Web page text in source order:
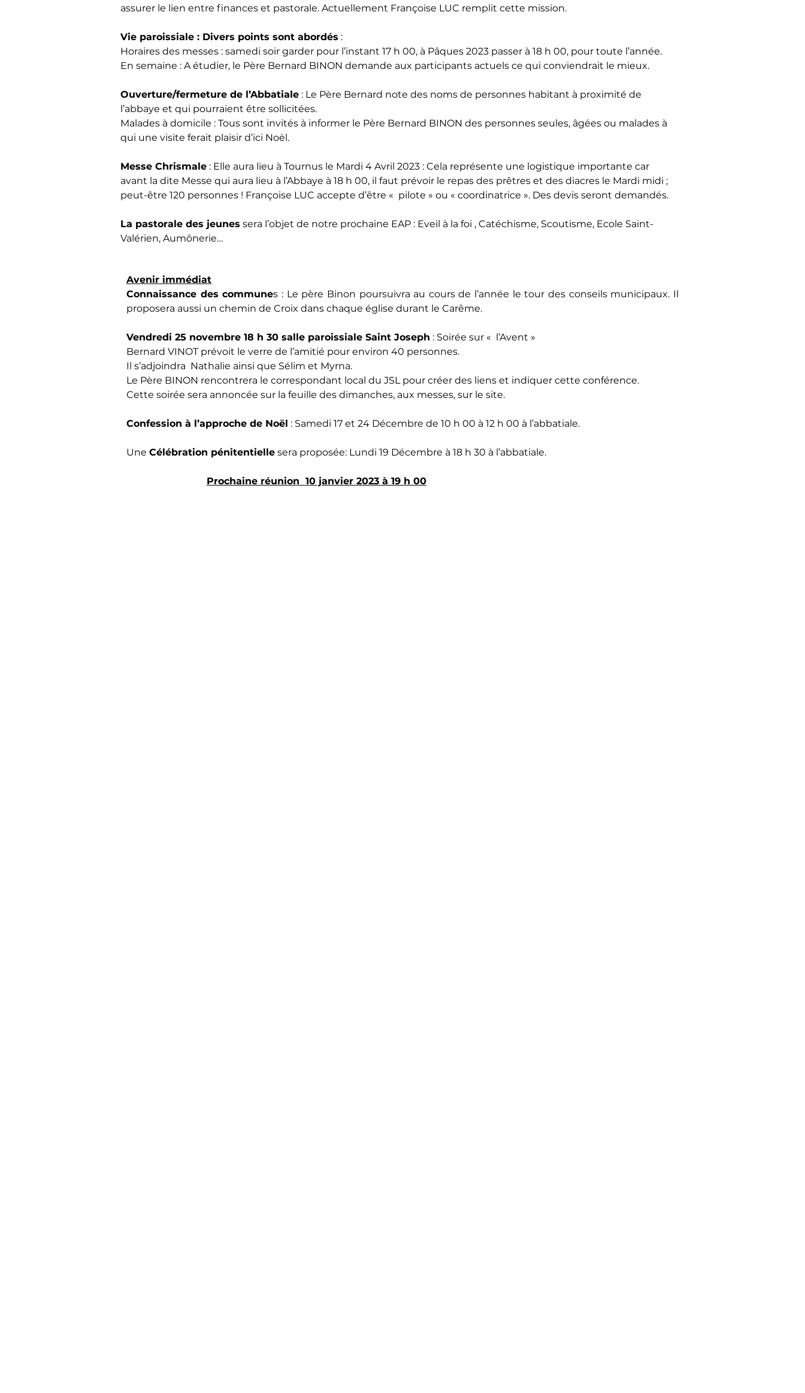
assurer le lien entre finances et pastorale. Actuellement Françoise LUC remplit cette mission.
Vie paroissiale : Divers points sont abordés :
Horaires des messes : samedi soir garder pour l’instant 17 h 00, à Pâques 2023 passer à 18 h 00, pour toute l’année.
En semaine : A étudier, le Père Bernard BINON demande aux participants actuels ce qui conviendrait le mieux.
Ouverture/fermeture de l’Abbatiale : Le Père Bernard note des noms de personnes habitant à proximité de
l’abbaye et qui pourraient être sollicitées.
Malades à domicile : Tous sont invités à informer le Père Bernard BINON des personnes seules, âgées ou malades à
qui une visite ferait plaisir d’ici Noël.
Messe Chrismale : Elle aura lieu à Tournus le Mardi 4 Avril 2023 : Cela représente une logistique importante car
avant la dite Messe qui aura lieu à l’Abbaye à 18 h 00, il faut prévoir le repas des prêtres et des diacres le Mardi midi ;
peut-être 120 personnes ! Françoise LUC accepte d’être «  pilote » ou « coordinatrice ». Des devis seront demandés.
La pastorale des jeunes sera l’objet de notre prochaine EAP : Eveil à la foi , Catéchisme, Scoutisme, Ecole Saint-
Valérien, Aumônerie…
Avenir immédiat
Connaissance des communes : Le père Binon poursuivra au cours de l’année le tour des conseils municipaux. Il
proposera aussi un chemin de Croix dans chaque église durant le Carême.
Vendredi 25 novembre 18 h 30 salle paroissiale Saint Joseph : Soirée sur «  l’Avent »
Bernard VINOT prévoit le verre de l’amitié pour environ 40 personnes.
Il s’adjoindra  Nathalie ainsi que Sélim et Myrna.
Le Père BINON rencontrera le correspondant local du JSL pour créer des liens et indiquer cette conférence.
Cette soirée sera annoncée sur la feuille des dimanches, aux messes, sur le site.
Confession à l’approche de Noël : Samedi 17 et 24 Décembre de 10 h 00 à 12 h 00 à l’abbatiale.
Une Célébration pénitentielle sera proposée: Lundi 19 Décembre à 18 h 30 à l’abbatiale.
Prochaine réunion  10 janvier 2023 à 19 h 00